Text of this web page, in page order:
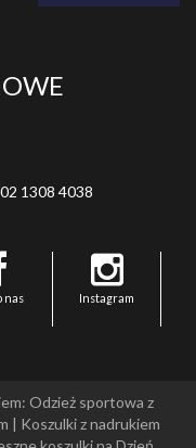
1308 4038
nas Instagram
Odzież sportowa z
Koszulki z nadrukiem